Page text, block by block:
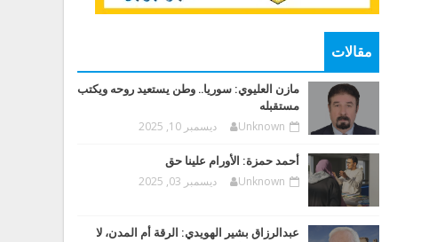
مقالات
مازن العليوي: سوريا.. وطن يستعيد روحه ويكتب
مستقبله
Unknown ديسمبر 10, 2025
أحمد حمزة: الأورام علينا حق
Unknown ديسمبر 03, 2025
عبدالرزاق بشير الهويدي: الرقة أم المدن، لا